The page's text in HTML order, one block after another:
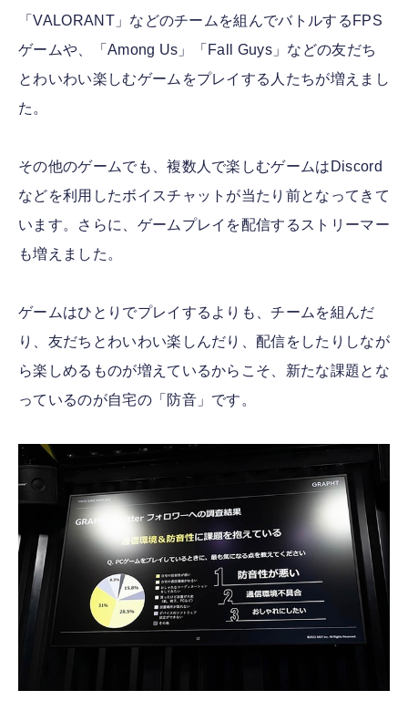
「VALORANT」などのチームを組んでバトルするFPS
ゲームや、「Among Us」「Fall Guys」などの友だち
とわいわい楽しむゲームをプレイする人たちが増えまし
た。
その他のゲームでも、複数人で楽しむゲームはDiscord
などを利用したボイスチャットが当たり前となってきて
います。さらに、ゲームプレイを配信するストリーマー
も増えました。
ゲームはひとりでプレイするよりも、チームを組んだ
り、友だちとわいわい楽しんだり、配信をしたりしなが
ら楽しめるものが増えているからこそ、新たな課題とな
っているのが自宅の「防音」です。